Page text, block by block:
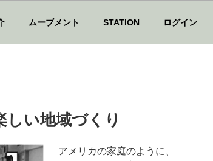
ムーブメント STATION ログイン
い地域づくり
アメリカの家庭のように、